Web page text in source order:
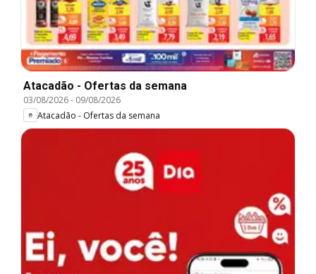
Atacadão - Ofertas da semana
03/08/2026- 09/08/2026
Atacadão - Ofertas da semana